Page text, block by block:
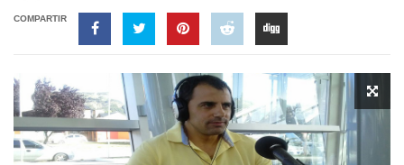
COMPARTIR